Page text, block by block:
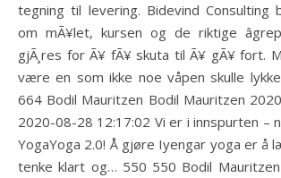
tegning til levering. Bidevind Consulting
om mÃ¥let, kursen og de riktige
gjÃ¸res for Ã¥ fÃ¥ skuta til Ã¥ gÃ¥ fort.
være en som ikke noe våpen skulle
664 Bodil Mauritzen Bodil Mauritzen
2020-08-28 12:17:02 Vi er i innspurten –
YogaYoga 2.0! Å gjøre Iyengar yoga er å
tenke klart og… 550 550 Bodil